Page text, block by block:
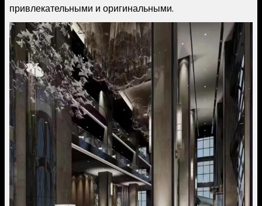
привлекательными и оригинальными.